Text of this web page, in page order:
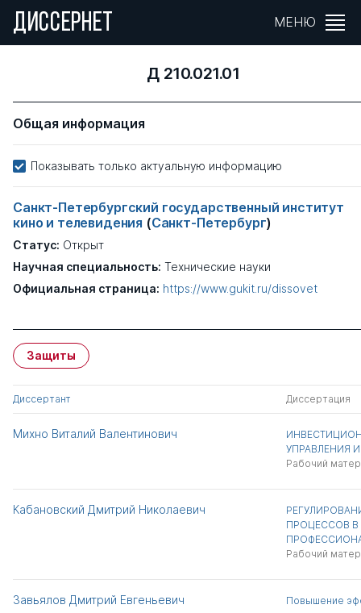
ДИССЕРНЕТ МЕНЮ
Д 210.021.01
Общая информация
Показывать только актуальную информацию
Санкт-Петербургский государственный институт
кино и телевидения (Санкт-Петербург)
Статус: Открыт
Научная специальность: Технические науки
Официальная страница: https://www.gukit.ru/dissovet
Защиты
Диссертант Диссертация
Михно Виталий Валентинович
УПРАВЛЕНИЯ
Рабочий
Кабановский Дмитрий Николаевич
ПРОЦЕССОВ
Рабочий
Завьялов Дмитрий Евгеньевич
Повышение